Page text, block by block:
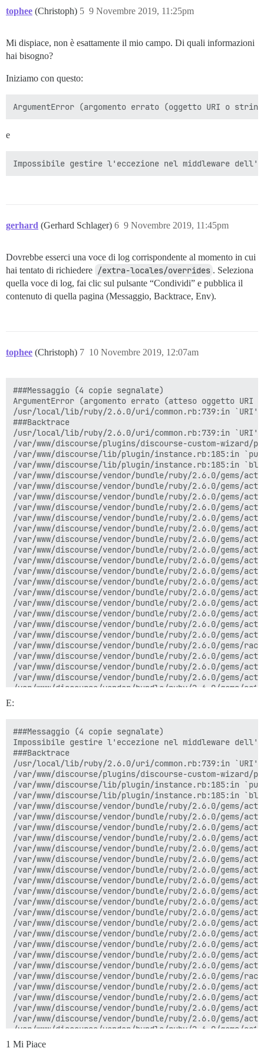
tophee (Christoph) 9 Novembre 2019, 11:25pm
5
Mi dispiace, non è esattamente il mio campo. Di quali informazioni
hai bisogno?
Iniziamo con questo:
e
gerhard (Gerhard Schlager) 9 Novembre 2019, 11:45pm
6
Dovrebbe esserci una voce di log corrispondente al momento in cui
hai tentato di richiedere /extra-locales/overrides . Seleziona
quella voce di log, fai clic sul pulsante “Condividi” e pubblica il
contenuto di quella pagina (Messaggio, Backtrace, Env).
tophee (Christoph) 10 Novembre 2019, 12:07am
7
###Messaggio (4 copie segnalate)
ArgumentError (argomento errato (atteso oggetto URI
/usr/local/lib/ruby/2.6.0/uri/common.rb:739:in `URI'
###Backtrace
/usr/local/lib/ruby/2.6.0/uri/common.rb:739:in `URI'
/var/www/discourse/plugins/discourse-custom-
/var/www/discourse/lib/plugin/instance.rb:185:in
/var/www/discourse/lib/plugin/instance.rb:185:in
/var/www/discourse/vendor/bundle/ruby/2.6.0/
/var/www/discourse/vendor/bundle/ruby/2.6.0/gems/
/var/www/discourse/vendor/bundle/ruby/2.6.0/
/var/www/discourse/vendor/bundle/ruby/2.6.0/
/var/www/discourse/vendor/bundle/ruby/2.6.0/gems/
/var/www/discourse/vendor/bundle/ruby/2.6.0/
/var/www/discourse/vendor/bundle/ruby/2.6.0/gems/
/var/www/discourse/vendor/bundle/ruby/2.6.0/
/var/www/discourse/vendor/bundle/ruby/2.6.0/
/var/www/discourse/vendor/bundle/ruby/2.6.0/
/var/www/discourse/vendor/bundle/ruby/2.6.0/
/var/www/discourse/vendor/bundle/ruby/2.6.0/
/var/www/discourse/vendor/bundle/ruby/2.6.0/gems/
/var/www/discourse/vendor/bundle/ruby/2.6.0/
/var/www/discourse/vendor/bundle/ruby/2.6.0/gems/
/var/www/discourse/vendor/bundle/ruby/2.6.0/gems/
/var/www/discourse/vendor/bundle/ruby/2.6.0/
/var/www/discourse/vendor/bundle/ruby/2.6.0/
/var/www/discourse/vendor/bundle/ruby/2.6.0/
/var/www/discourse/vendor/bundle/ruby/2.6.0/
/var/www/discourse/vendor/bundle/ruby/2.6.0/
/var/www/discourse/vendor/bundle/ruby/2.6.0/gems/
/var/www/discourse/vendor/bundle/ruby/2.6.0/
/var/www/discourse/vendor/bundle/ruby/2.6.0/
/var/www/discourse/lib/middleware/
/var/www/discourse/vendor/bundle/ruby/2.6.0/
/var/www/discourse/vendor/bundle/ruby/2.6.0/
/var/www/discourse/vendor/bundle/ruby/2.6.0/
/var/www/discourse/lib/content_security_policy/
/var/www/discourse/lib/middleware/
/var/www/discourse/vendor/bundle/ruby/2.6.0/
/var/www/discourse/vendor/bundle/ruby/2.6.0/
/var/www/discourse/vendor/bundle/ruby/2.6.0/gems/
/var/www/discourse/vendor/bundle/ruby/2.6.0/
/var/www/discourse/vendor/bundle/ruby/2.6.0/gems/
/var/www/discourse/vendor/bundle/ruby/2.6.0/gems/
/var/www/discourse/vendor/bundle/ruby/2.6.0/gems/
/var/www/discourse/vendor/bundle/ruby/2.6.0/gems/
/var/www/discourse/vendor/bundle/ruby/2.6.0/gems/
/var/www/discourse/vendor/bundle/ruby/2.6.0/
/var/www/discourse/vendor/bundle/ruby/2.6.0/
/var/www/discourse/vendor/bundle/ruby/2.6.0/
/var/www/discourse/config/initializers/100-
/var/www/discourse/config/initializers/100-
/var/www/discourse/vendor/bundle/ruby/2.6.0/gems/
/var/www/discourse/vendor/bundle/ruby/2.6.0/gems/
/var/www/discourse/lib/middleware/
/var/www/discourse/vendor/bundle/ruby/2.6.0/gems/
/var/www/discourse/vendor/bundle/ruby/2.6.0/gems/
/var/www/discourse/vendor/bundle/ruby/2.6.0/
/var/www/discourse/vendor/bundle/ruby/2.6.0/
/var/www/discourse/vendor/bundle/ruby/2.6.0/
/var/www/discourse/vendor/bundle/ruby/2.6.0/gems/
E:
###Messaggio (4 copie segnalate)
Impossibile gestire l'eccezione nel middleware
###Backtrace
/usr/local/lib/ruby/2.6.0/uri/common.rb:739:in `URI'
/var/www/discourse/plugins/discourse-custom-
/var/www/discourse/lib/plugin/instance.rb:185:in
/var/www/discourse/lib/plugin/instance.rb:185:in
/var/www/discourse/vendor/bundle/ruby/2.6.0/
/var/www/discourse/vendor/bundle/ruby/2.6.0/gems/
/var/www/discourse/vendor/bundle/ruby/2.6.0/
/var/www/discourse/vendor/bundle/ruby/2.6.0/
/var/www/discourse/vendor/bundle/ruby/2.6.0/gems/
/var/www/discourse/vendor/bundle/ruby/2.6.0/
/var/www/discourse/vendor/bundle/ruby/2.6.0/gems/
/var/www/discourse/vendor/bundle/ruby/2.6.0/
/var/www/discourse/vendor/bundle/ruby/2.6.0/
/var/www/discourse/vendor/bundle/ruby/2.6.0/
/var/www/discourse/vendor/bundle/ruby/2.6.0/
/var/www/discourse/vendor/bundle/ruby/2.6.0/
/var/www/discourse/vendor/bundle/ruby/2.6.0/gems/
/var/www/discourse/vendor/bundle/ruby/2.6.0/
/var/www/discourse/vendor/bundle/ruby/2.6.0/gems/
/var/www/discourse/vendor/bundle/ruby/2.6.0/gems/
/var/www/discourse/vendor/bundle/ruby/2.6.0/
/var/www/discourse/vendor/bundle/ruby/2.6.0/
/var/www/discourse/vendor/bundle/ruby/2.6.0/
/var/www/discourse/vendor/bundle/ruby/2.6.0/
/var/www/discourse/vendor/bundle/ruby/2.6.0/
/var/www/discourse/vendor/bundle/ruby/2.6.0/
/var/www/discourse/vendor/bundle/ruby/2.6.0/gems/
/var/www/discourse/vendor/bundle/ruby/2.6.0/gems/
1 Mi Piace